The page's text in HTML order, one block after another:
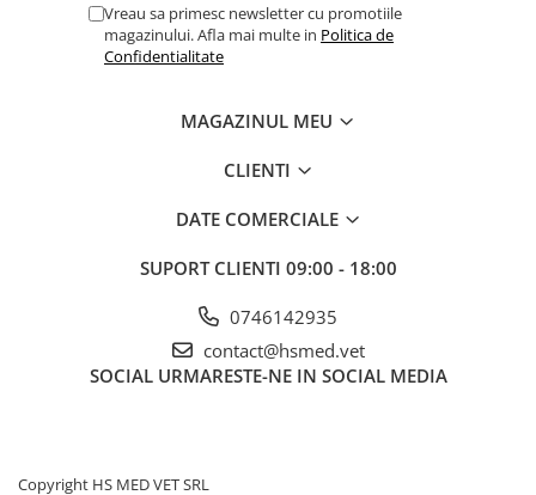
Vreau sa primesc newsletter cu promotiile
magazinului. Afla mai multe in Politica de
Confidentialitate
MAGAZINUL MEU
CLIENTI
DATE COMERCIALE
SUPORT CLIENTI 09:00 - 18:00
0746142935
contact@hsmed.vet
SOCIAL URMARESTE-NE IN SOCIAL MEDIA
Copyright HS MED VET SRL